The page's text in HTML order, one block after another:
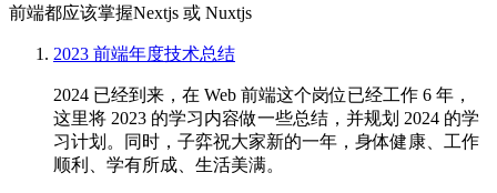
前端都应该掌握Nextjs 或 Nuxtjs
2023 前端年度技术总结
2024 已经到来，在 Web 前端这个岗位已经工作 6 年，
这里将 2023 的学习内容做一些总结，并规划 2024 的学
习计划。同时，子弈祝大家新的一年，身体健康、工作
顺利、学有所成、生活美满。